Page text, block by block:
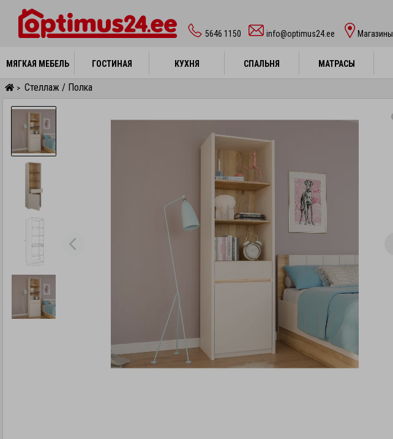
5646 1150 info@optimus24.ee Магазины
МЯГКАЯ МЕБЕЛЬ ГОСТИНАЯ КУХНЯ СПАЛЬНЯ МАТРАСЫ
МЯГКАЯ МЕБЕЛЬ ГОСТИНАЯ КУХНЯ СПАЛЬНЯ МАТРАСЫ
> Стеллаж / Полка